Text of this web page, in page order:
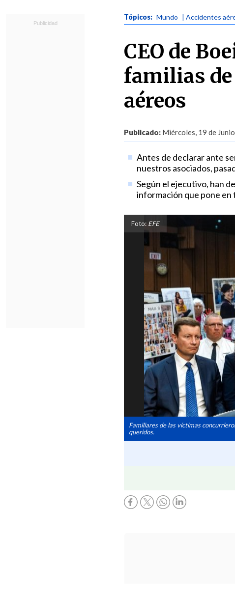
Tópicos: Mundo | Accidentes
CEO de
familias
aéreos
Publicado: Miércoles, 19 de
Antes de declarar ante
nuestros asociados,
Según el ejecutivo, han
información que pone en
Foto: EFE
Familiares de las víctimas
queridos.